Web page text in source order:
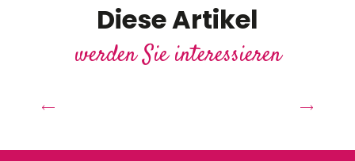
Diese Artikel
werden Sie interessieren